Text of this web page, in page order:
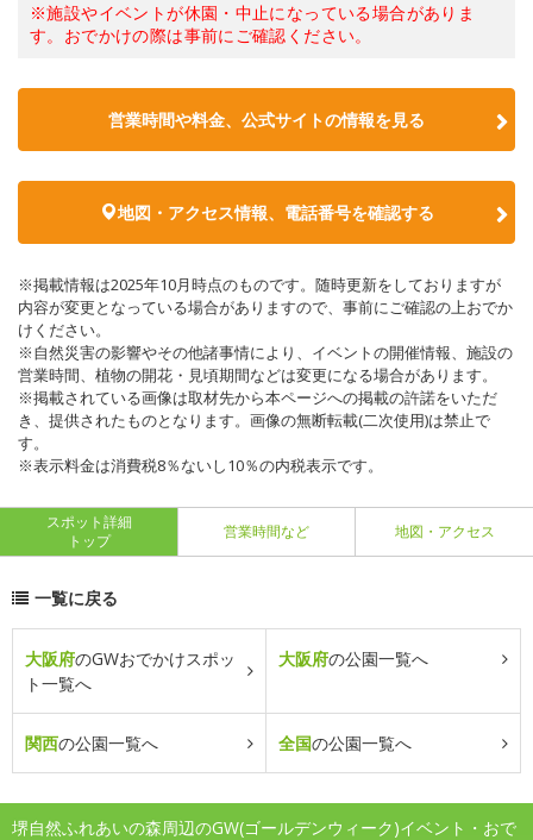
※施設やイベントが休園・中止になっている場合がありま
す。おでかけの際は事前にご確認ください。
営業時間や料金、公式サイトの情報を見る
地図・アクセス情報、電話番号を確認する
※掲載情報は2025年10月時点のものです。随時更新をしておりますが
内容が変更となっている場合がありますので、事前にご確認の上おでか
けください。
※自然災害の影響やその他諸事情により、イベントの開催情報、施設の
営業時間、植物の開花・見頃期間などは変更になる場合があります。
※掲載されている画像は取材先から本ページへの掲載の許諾をいただ
き、提供されたものとなります。画像の無断転載(二次使用)は禁止で
す。
※表示料金は消費税8％ないし10％の内税表示です。
スポット詳細
トップ
営業時間など 地図・アクセス
一覧に戻る
大阪府のGWおでかけスポッ
ト一覧へ
大阪府の公園一覧へ
関西の公園一覧へ 全国の公園一覧へ
堺自然ふれあいの森周辺のGW(ゴールデンウィーク)イベント・おで